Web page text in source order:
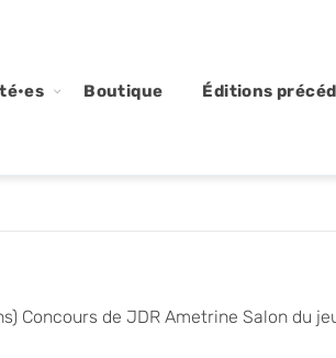
Boutique Éditions
Concours de JDR Ametrine Salon du